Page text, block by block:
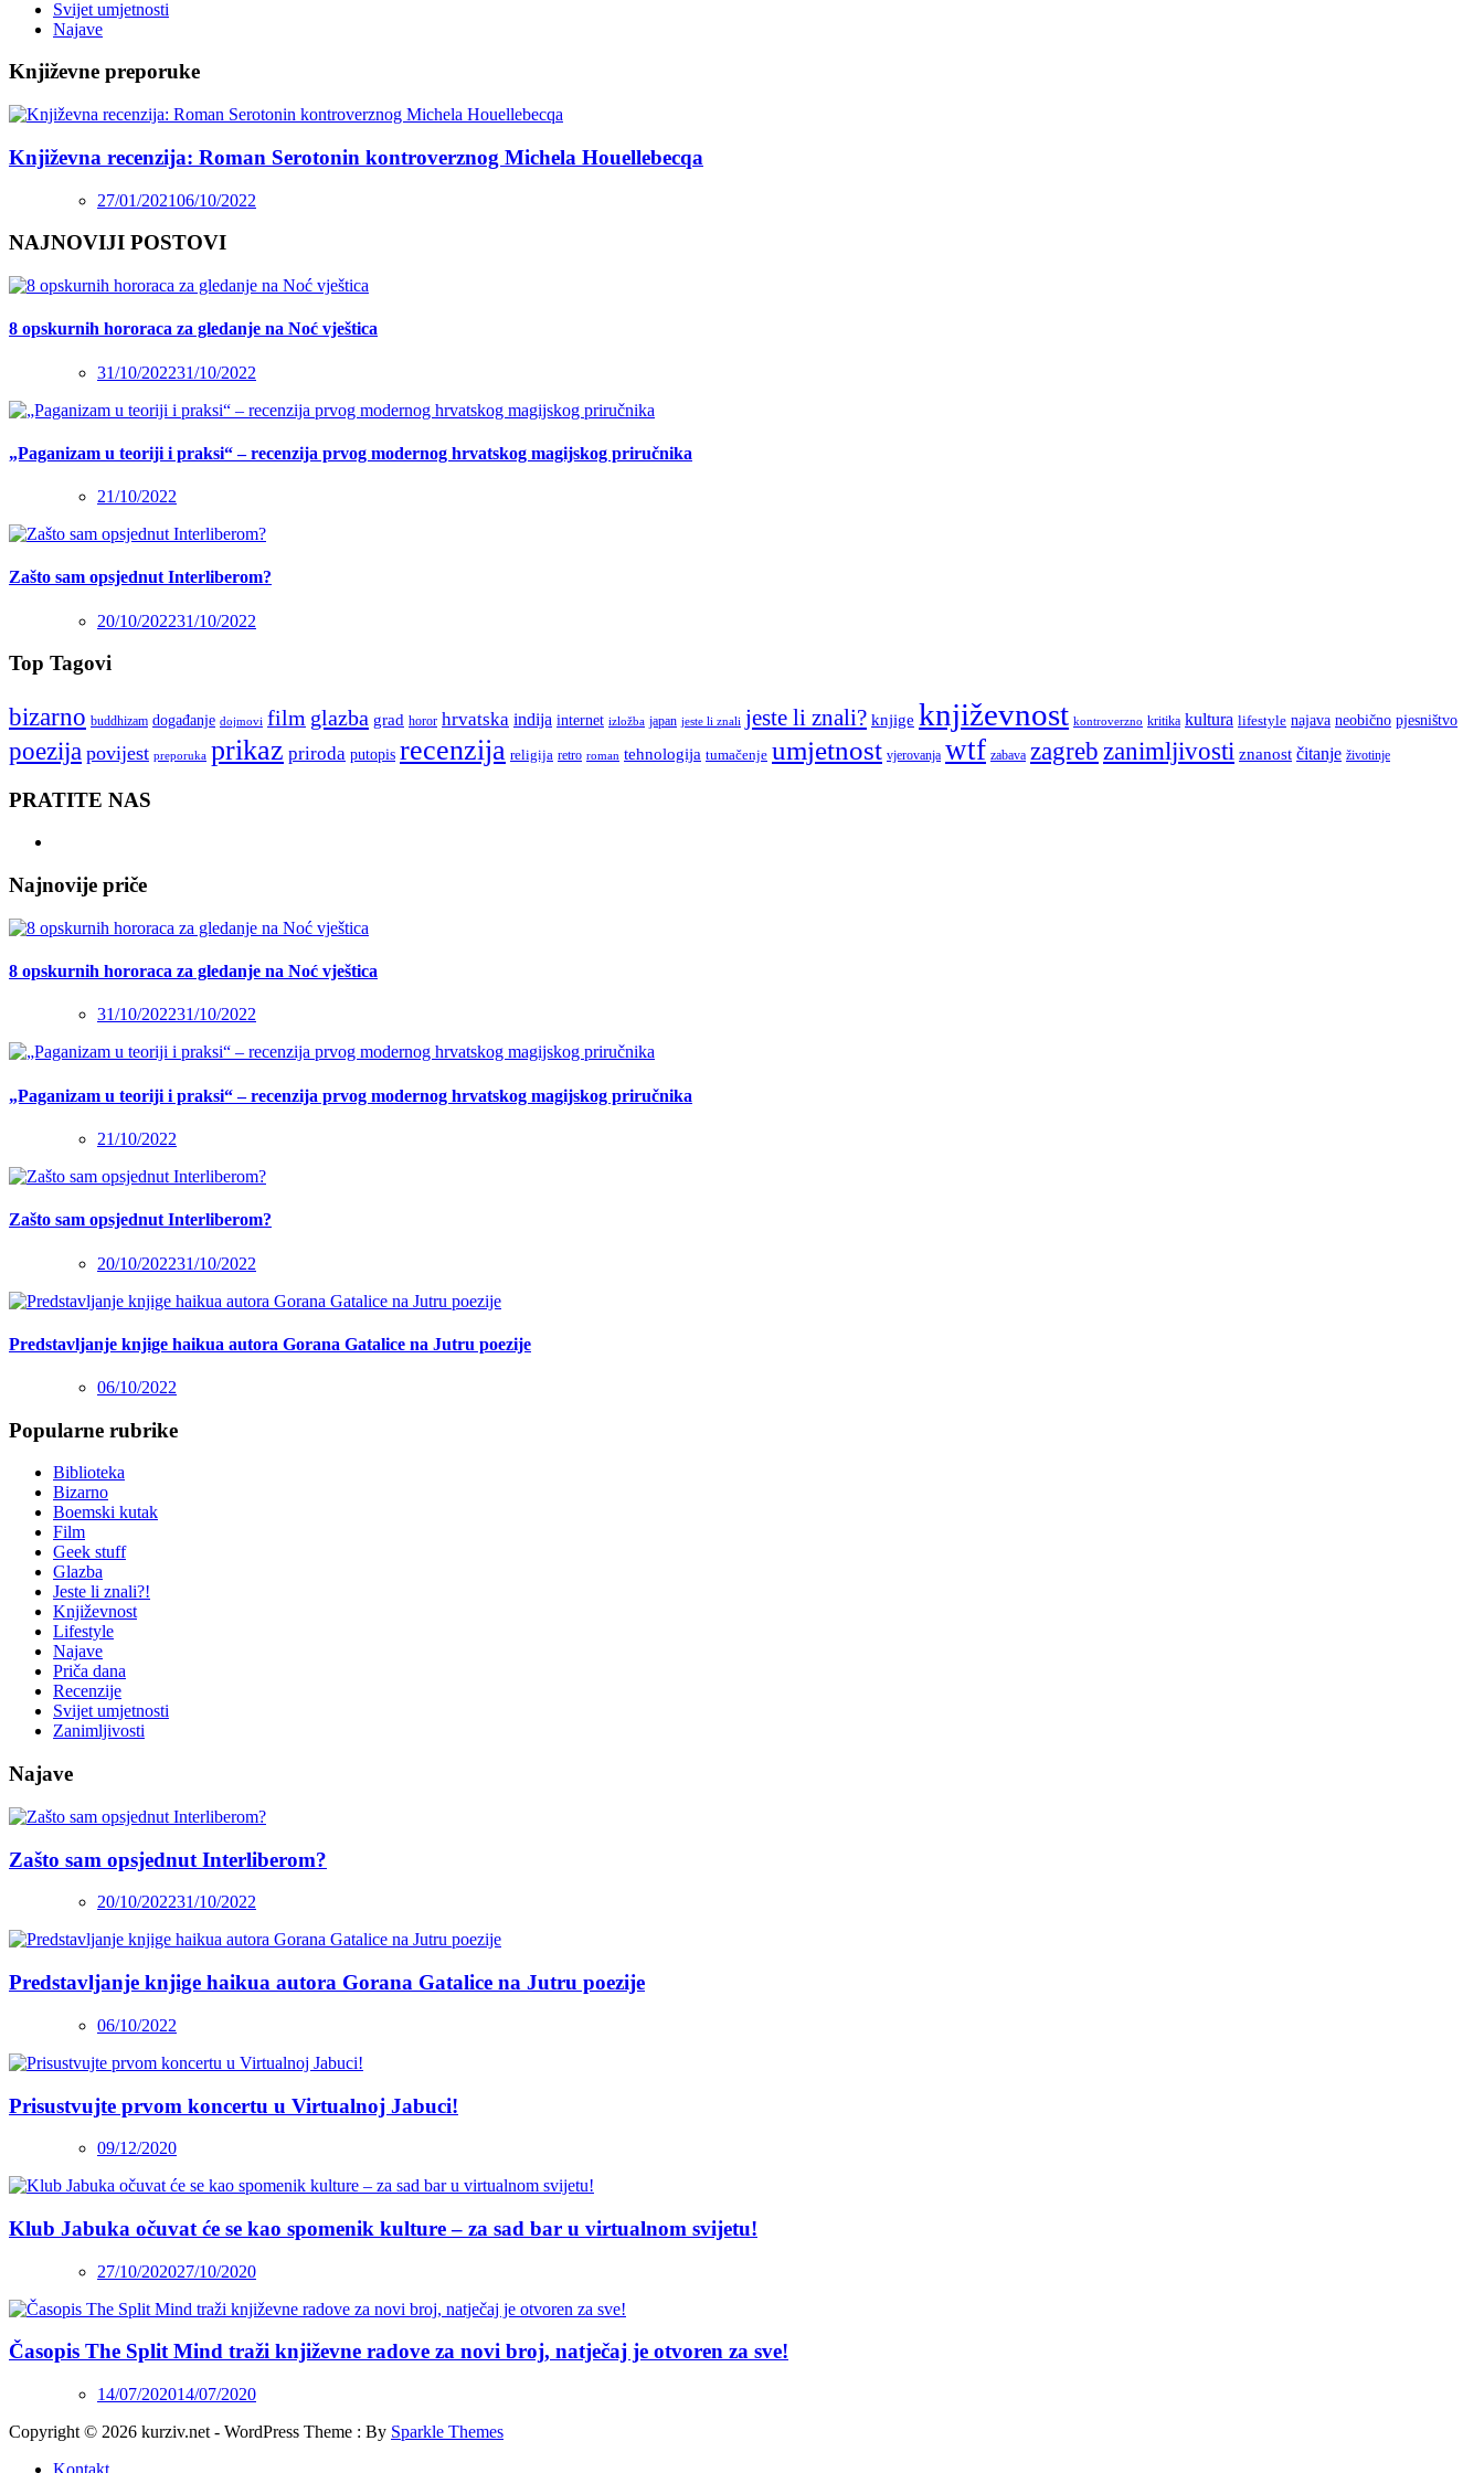
Svijet umjetnosti
Najave
Književne preporuke
Književna recenzija: Roman Serotonin kontroverznog Michela Houellebecqa
27/01/202106/10/2022
NAJNOVIJI POSTOVI
8 opskurnih hororaca za gledanje na Noć vještica
31/10/202231/10/2022
„Paganizam u teoriji i praksi“ – recenzija prvog modernog hrvatskog magijskog priručnika
21/10/2022
Zašto sam opsjednut Interliberom?
20/10/202231/10/2022
Top Tagovi
bizarno buddhizam događanje dojmovi film glazba grad horor hrvatska indija internet izložba japan jeste li znali jeste li znali? knjige književnost kontroverzno kritika kultura lifestyle najava neobično pjesništvo
poezija povijest preporuka prikaz priroda putopis recenzija religija retro roman tehnologija tumačenje umjetnost vjerovanja wtf zabava zagreb zanimljivosti znanost čitanje životinje
PRATITE NAS
Najnovije priče
8 opskurnih hororaca za gledanje na Noć vještica
31/10/202231/10/2022
„Paganizam u teoriji i praksi“ – recenzija prvog modernog hrvatskog magijskog priručnika
21/10/2022
Zašto sam opsjednut Interliberom?
20/10/202231/10/2022
Predstavljanje knjige haikua autora Gorana Gatalice na Jutru poezije
06/10/2022
Popularne rubrike
Biblioteka
Bizarno
Boemski kutak
Film
Geek stuff
Glazba
Jeste li znali?!
Književnost
Lifestyle
Najave
Priča dana
Recenzije
Svijet umjetnosti
Zanimljivosti
Najave
Zašto sam opsjednut Interliberom?
20/10/202231/10/2022
Predstavljanje knjige haikua autora Gorana Gatalice na Jutru poezije
06/10/2022
Prisustvujte prvom koncertu u Virtualnoj Jabuci!
09/12/2020
Klub Jabuka očuvat će se kao spomenik kulture – za sad bar u virtualnom svijetu!
27/10/202027/10/2020
Časopis The Split Mind traži književne radove za novi broj, natječaj je otvoren za sve!
14/07/202014/07/2020
Copyright © 2026 kurziv.net - WordPress Theme : By Sparkle Themes
Kontakt